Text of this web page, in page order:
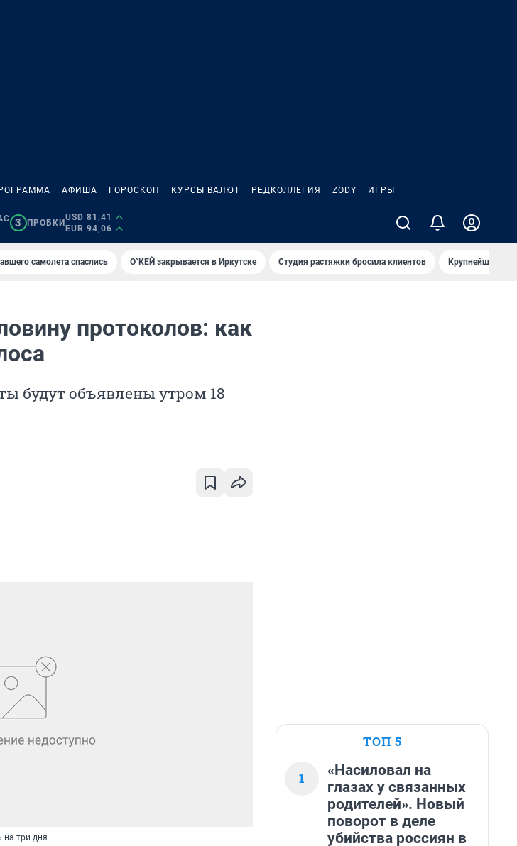
АФИША ГОРОСКОП КУРСЫ ВАЛЮТ РЕДКОЛЛЕГИЯ ZODY ИГРЫ
3 ПРОБКИ
USD 81,41
EUR 94,06
самолета спаслись О`КЕЙ закрывается в Иркутске Студия растяжки бросила клиентов Крупнейшие
протоколов: как
будут объявлены утром 18
на три дня
ТОП 5
1
«Насиловал на
глазах у связанных
родителей». Новый
поворот в деле
убийства россиян в